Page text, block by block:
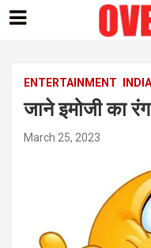
contentENTERTAINMENT INDIA
जाने इमोजी का रंग
March 25, 2023